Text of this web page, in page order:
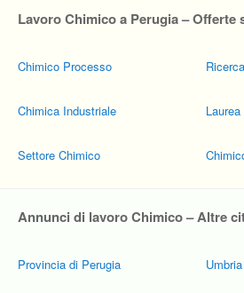
Lavoro Chimico a Perugia – Offerte
Chimico Processo
Chimica Industriale
Settore Chimico
Annunci di lavoro Chimico – Altre
Provincia di Perugia Umbria